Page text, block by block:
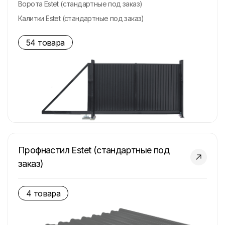
Ворота Estet (стандартные под заказ)
Калитки Estet (стандартные под заказ)
54 товара
Профнастил Estet (стандартные под
заказ)
4 товара